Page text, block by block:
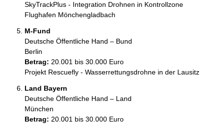
SkyTrackPlus - Integration Drohnen in Kontrollzone
Flughafen Mönchengladbach
M-Fund
Deutsche Öffentliche Hand – Bund
Berlin
Betrag: 20.001 bis 30.000 Euro
Projekt Rescuefly - Wasserrettungsdrohne in der Lausitz
Land Bayern
Deutsche Öffentliche Hand – Land
München
Betrag: 20.001 bis 30.000 Euro